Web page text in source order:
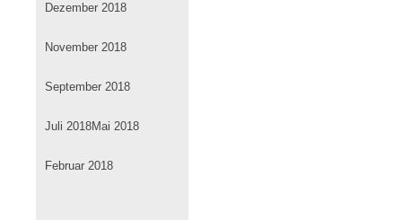
Dezember 2018
November 2018
September 2018
Juli 2018Mai 2018
Februar 2018